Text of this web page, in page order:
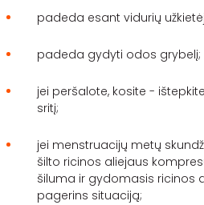
padeda esant vidurių
padeda gydyti odos grybelį;
jei peršalote, kosite -
sritį;
jei menstruacijų metų
šilto ricinos aliejaus
šiluma ir gydomasis ricinos
pagerins situaciją;